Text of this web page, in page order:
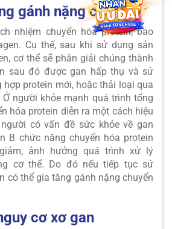
gánh nặng cho gan
nhiệm chuyển hóa protein, bao
Cụ thể, sau khi sử dụng sản
cơ thể sẽ phân giải chúng thành
sau đó được gan hấp thụ và sử
hợp protein mới, hoặc thải loại qua
người khỏe mạnh quá trình tổng
hóa protein diễn ra một cách hiệu
có vấn đề sức khỏe về gan
B chức năng chuyển hóa protein
ảnh hưởng quá trình xử lý
cơ thể. Do đó nếu tiếp tục sử
có thể gia tăng gánh nặng chuyển
cơ xơ gan